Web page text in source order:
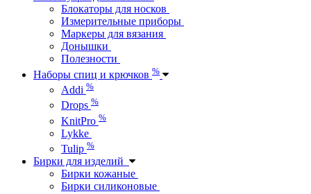
Блокаторы для носков
Измерительные приборы
Маркеры для вязания
Донышки
Полезности
Наборы спиц и крючков %
Addi %
Drops %
KnitPro %
Lykke
Tulip %
Бирки для изделий
Бирки кожаные
Бирки силиконовые